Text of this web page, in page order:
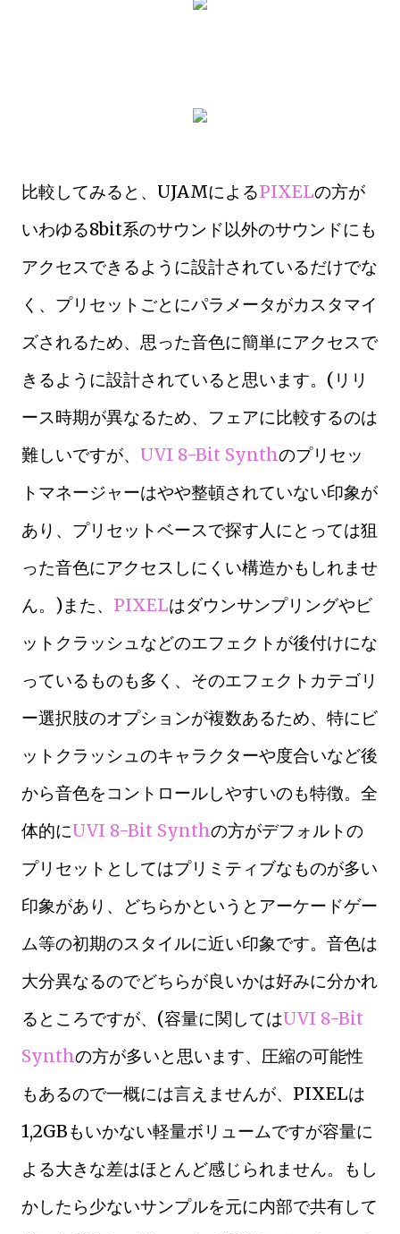
比較してみると、UJAMによるPIXELの方が
いわゆる8bit系のサウンド以外のサウンドにも
アクセスできるように設計されているだけでな
く、プリセットごとにパラメータがカスタマイ
ズされるため、思った音色に簡単にアクセスで
きるように設計されていると思います。(リリ
ース時期が異なるため、フェアに比較するのは
難しいですが、 UVI 8-Bit Synthのプリセッ
トマネージャーはやや整頓されていない印象が
あり、プリセットベースで探す人にとっては狙
った音色にアクセスしにくい構造かもしれませ
ん。)また、 PIXELはダウンサンプリングやビ
ットクラッシュなどのエフェクトが後付けにな
っているものも多く、そのエフェクトカテゴリ
ー選択肢のオプションが複数あるため、特にビ
ットクラッシュのキャラクターや度合いなど後
から音色をコントロールしやすいのも特徴。全
体的にUVI 8-Bit Synthの方がデフォルトの
プリセットとしてはプリミティブなものが多い
印象があり、どちらかというとアーケードゲー
ム等の初期のスタイルに近い印象です。音色は
大分異なるのでどちらが良いかは好みに分かれ
るところですが、(容量に関してはUVI 8-Bit
Synthの方が多いと思います、圧縮の可能性
もあるので一概には言えませんが、PIXELは
1,2GBもいかない軽量ボリュームですが容量に
よる大きな差はほとんど感じられません。もし
かしたら少ないサンプルを元に内部で共有して